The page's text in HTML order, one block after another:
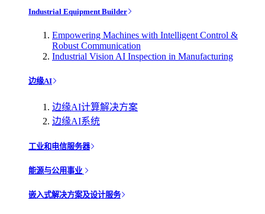
Industrial Equipment Builder
Empowering Machines with Intelligent Control &
Robust Communication
Industrial Vision AI Inspection in Manufacturing
边缘AI
边缘AI计算解决方案
边缘AI系统
工业和电信服务器
能源与公用事业
嵌入式解决方案及设计服务